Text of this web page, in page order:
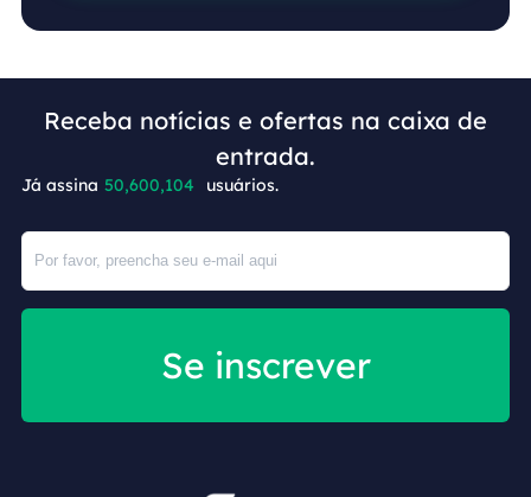
Receba notícias e ofertas na caixa de
entrada.
Já assina 50,600,104 usuários.
Se inscrever